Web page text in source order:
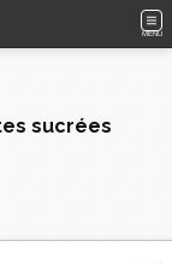
MENU
sucrées